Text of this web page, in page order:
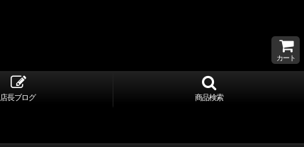
カート
店長ブログ 商品検索